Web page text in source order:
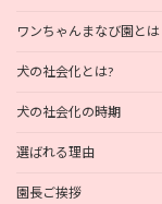
ワンちゃんまなび園とは
犬の社会化とは?
犬の社会化の時期
選ばれる理由
園長ご挨拶